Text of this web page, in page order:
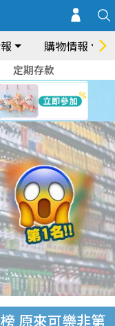
購物情報
定期存款
原來可樂非第